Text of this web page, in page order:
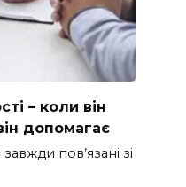
– коли він
допомагає
пов’язані зі